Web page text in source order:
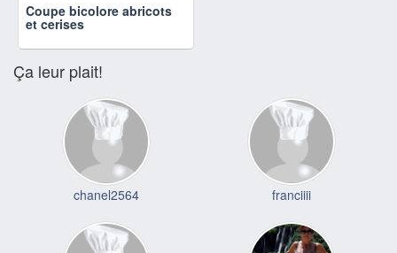
Coupe bicolore abricots
et cerises
Ça leur plait!
chanel2564 franciiii